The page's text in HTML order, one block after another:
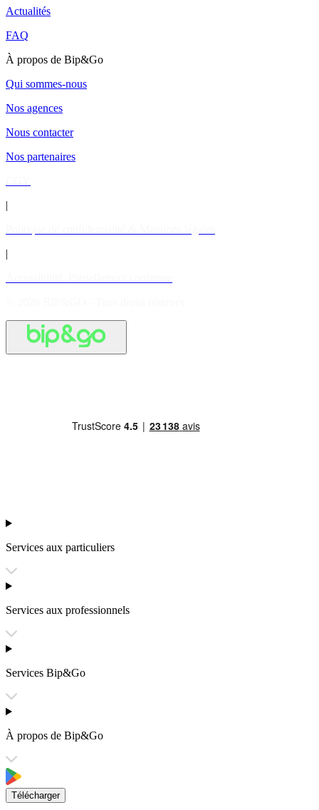
Actualités
FAQ
À propos de Bip&Go
Qui sommes-nous
Nos agences
Nous contacter
Nos partenaires
|
|
Services aux particuliers
Services aux professionnels
Services Bip&Go
À propos de Bip&Go
Télécharger